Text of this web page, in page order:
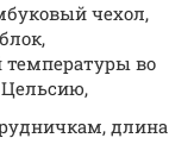
чехол,
во
Цельсию,
длина